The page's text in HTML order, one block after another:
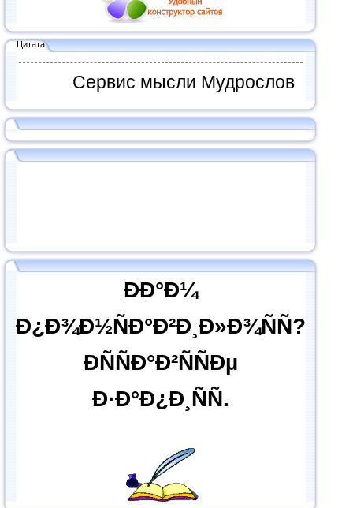
Цитата
Сервис мысли Мудрослов
ÐÐ°Ð¼
Ð¿Ð¾Ð½ÑÐ°Ð²Ð¸Ð»Ð¾ÑÑ?
ÐÑÑÐ°Ð²ÑÑÐµ
Ð·Ð°Ð¿Ð¸ÑÑ.